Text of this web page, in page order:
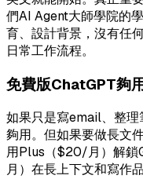
們AI Agent大師學院的
育、設計背景，沒有任
日常工作流程。
免費版ChatGPT夠
如果只是寫email、整
夠用。但如果要做長文
用Plus（$20/月）解鎖
月）在長上下文和寫作